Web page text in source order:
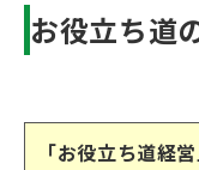
お役立ち道
「お役立ち道経